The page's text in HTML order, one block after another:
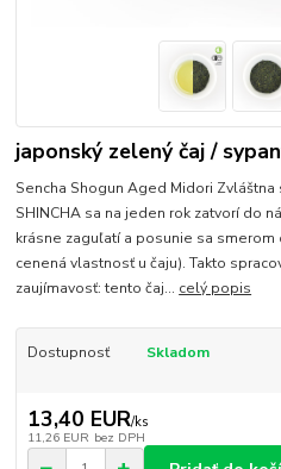
japonský zelený čaj /
Sencha Shogun Aged Midori Zvláštna
SHINCHA sa na jeden rok zatvorí do
krásne zaguľatí a posunie sa
cenená vlastnosť u čaju). Takto
zaujímavosť: tento čaj... celý popis
Dostupnosť Skladom
13,40 EUR/ks
11,26 EUR bez DPH